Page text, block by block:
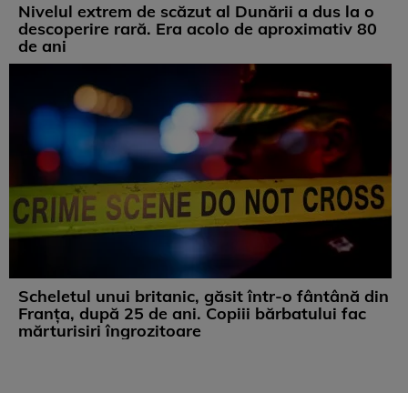
Nivelul extrem de scăzut al Dunării a dus la o
descoperire rară. Era acolo de aproximativ 80
de ani
Scheletul unui britanic, găsit într-o fântână din
Franța, după 25 de ani. Copiii bărbatului fac
mărturisiri îngrozitoare